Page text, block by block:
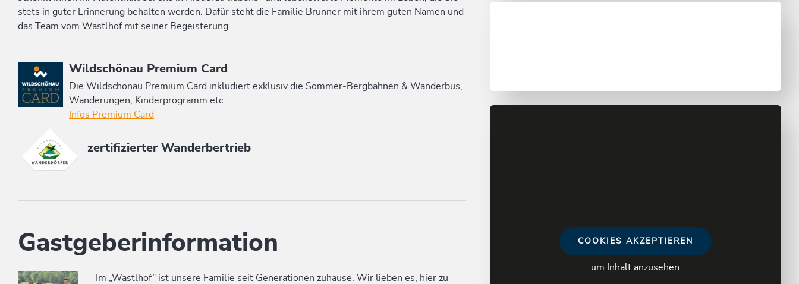
stets in guter Erinnerung behalten werden. Dafür steht die Familie Brunner mit ihrem guten Namen und
das Team vom Wastlhof mit seiner Begeisterung.
Diese Unterkunft ist Mitglied von
Wildschönau Premium Card
Die Wildschönau Premium Card inkludiert exklusiv die Sommer-Bergbahnen & Wanderbus,
Wanderungen, Kinderprogramm etc ...
Infos Premium Card
zertifizierter Wanderbertrieb
Gastgeberinformation
Im „Wastlhof” ist unsere Familie seit Generationen zuhause. Wir lieben es, hier zu
COOKIES AKZEPTIEREN
um Inhalt anzusehen